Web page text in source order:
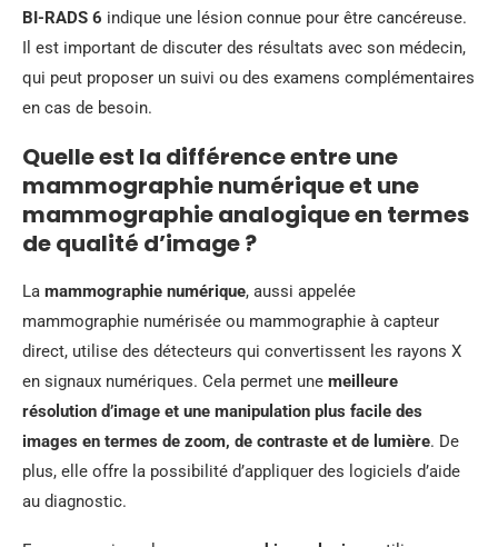
BI-RADS 6 indique une lésion connue pour être cancéreuse.
Il est important de discuter des résultats avec son médecin,
qui peut proposer un suivi ou des examens complémentaires
en cas de besoin.
Quelle est la différence entre une
mammographie numérique et une
mammographie analogique en termes
de qualité d’image ?
La mammographie numérique, aussi appelée
mammographie numérisée ou mammographie à capteur
direct, utilise des détecteurs qui convertissent les rayons X
en signaux numériques. Cela permet une meilleure
résolution d’image et une manipulation plus facile des
images en termes de zoom, de contraste et de lumière. De
plus, elle offre la possibilité d’appliquer des logiciels d’aide
au diagnostic.